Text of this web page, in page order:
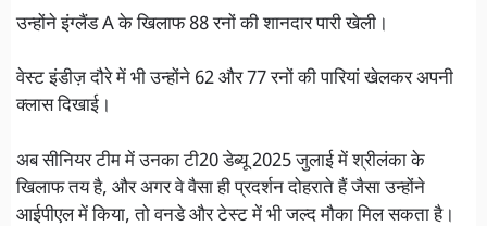
उन्होंने इंग्लैंड A के खिलाफ 88 रनों की शानदार पारी खेली।
वेस्ट इंडीज़ दौरे में भी उन्होंने 62 और 77 रनों की पारियां खेलकर अपनी
क्लास दिखाई।
अब सीनियर टीम में उनका टी20 डेब्यू 2025 जुलाई में श्रीलंका के
खिलाफ तय है, और अगर वे वैसा ही प्रदर्शन दोहराते हैं जैसा उन्होंने
आईपीएल में किया, तो वनडे और टेस्ट में भी जल्द मौका मिल सकता है।